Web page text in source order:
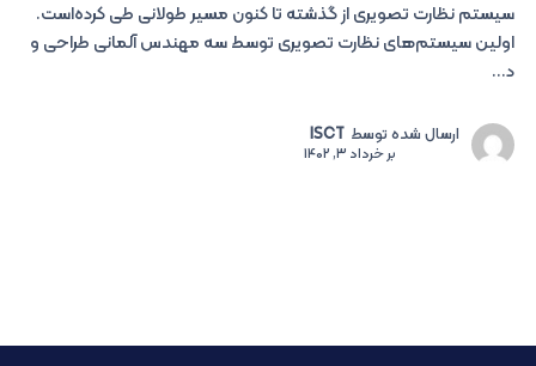
سیستم نظارت تصویری از گذشته تا کنون مسیر طولانی طی کرده‌است.
اولین سیستم‌های نظارت تصویری توسط سه مهندس آلمانی طراحی و
د...
ارسال شده توسط ISCT
برخرداد 3, 1402